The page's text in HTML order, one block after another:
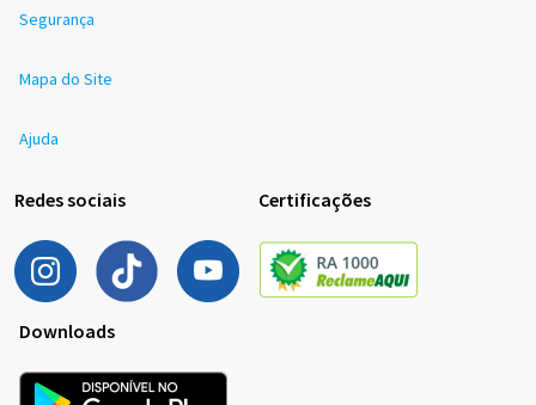
Segurança
Mapa do Site
Ajuda
Redes sociais Certificações
Downloads